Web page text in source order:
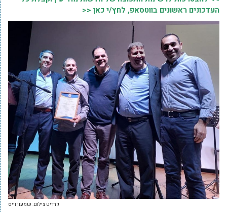
העדכונים ראשונים בווטסאפ, לחץ/י כאן <<
קרדיט צילום: שמעון וייס